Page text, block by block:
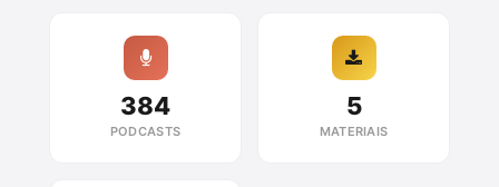
384
PODCASTS
5
MATERIAIS